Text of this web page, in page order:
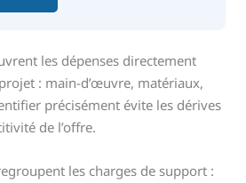
les dépenses directement
: main-d’œuvre, matériaux,
précisément évite les dérives
de l’offre.
les charges de support :